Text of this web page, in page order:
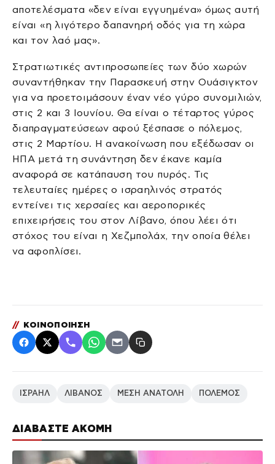
ΔΙΑΒΑΣΤΕ ΑΚΟΜΗ
αποτελέσματα «δεν είναι εγγυημένα» όμως αυτή
είναι «η λιγότερο δαπανηρή οδός για τη χώρα
και τον λαό μας».
Στρατιωτικές αντιπροσωπείες των δύο χωρών
συναντήθηκαν την Παρασκευή στην Ουάσιγκτον
για να προετοιμάσουν έναν νέο γύρο συνομιλιών,
στις 2 και 3 Ιουνίου. Θα είναι ο τέταρτος γύρος
διαπραγματεύσεων αφού ξέσπασε ο πόλεμος,
στις 2 Μαρτίου. Η ανακοίνωση που εξέδωσαν οι
ΗΠΑ μετά τη συνάντηση δεν έκανε καμία
αναφορά σε κατάπαυση του πυρός. Τις
τελευταίες ημέρες ο ισραηλινός στρατός
εντείνει τις χερσαίες και αεροπορικές
επιχειρήσεις του στον Λίβανο, όπου λέει ότι
στόχος του είναι η Χεζμπολάχ, την οποία θέλει
να αφοπλίσει.
// ΚΟΙΝΟΠΟΙΗΣΗ
ΙΣΡΑΗΛ ΛΙΒΑΝΟΣ ΜΕΣΗ ΑΝΑΤΟΛΗ ΠΟΛΕΜΟΣ